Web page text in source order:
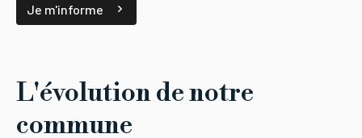
Je m'informe
L'évolution de notre
commune